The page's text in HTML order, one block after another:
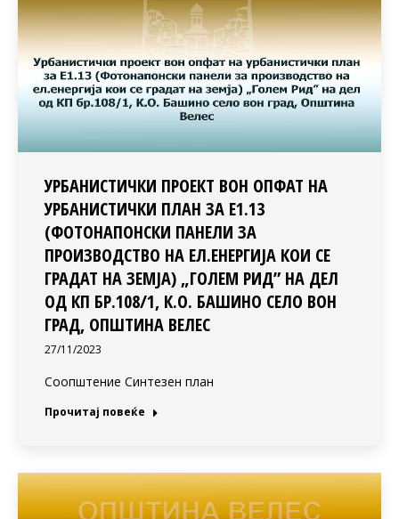
УРБАНИСТИЧКИ ПРОЕКТ ВОН ОПФАТ НА
УРБАНИСТИЧКИ ПЛАН ЗА Е1.13
(ФОТОНАПОНСКИ ПАНЕЛИ ЗА
ПРОИЗВОДСТВО НА ЕЛ.ЕНЕРГИЈА КОИ СЕ
ГРАДАТ НА ЗЕМЈА) „ГОЛЕМ РИД” НА ДЕЛ
ОД КП БР.108/1, К.О. БАШИНО СЕЛО ВОН
ГРАД, ОПШТИНА ВЕЛЕС
27/11/2023
Соопштение Синтезен план
Прочитај повеќе